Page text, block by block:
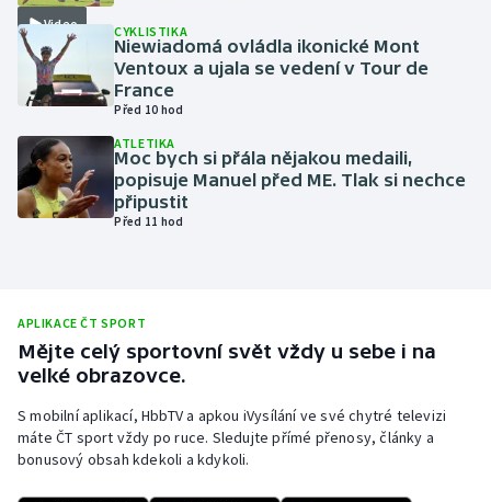
Moderní pětiboj
Motorsport
Olympijské hry
Parasport
Ragby
Rychlobruslení
Rychlostní kanoistika
Video CYKLISTIKA
Niewiadomá ovládla ikonické Mont
Ventoux a ujala se vedení v Tour de
France
Před 10 hod
ATLETIKA
Moc bych si přála nějakou medaili,
popisuje Manuel před ME. Tlak si nechce
připustit
Před 11 hod
APLIKACE ČT SPORT
Mějte celý sportovní svět vždy u sebe i na
velké obrazovce.
S mobilní aplikací, HbbTV a apkou iVysílání ve své chytré televizi
máte ČT sport vždy po ruce. Sledujte přímé přenosy, články a
bonusový obsah kdekoli a kdykoli.